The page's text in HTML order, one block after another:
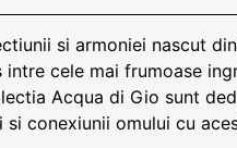
si armoniei nascut
intre cele mai frumoase
Acqua di Gio sunt
si conexiunii omului cu